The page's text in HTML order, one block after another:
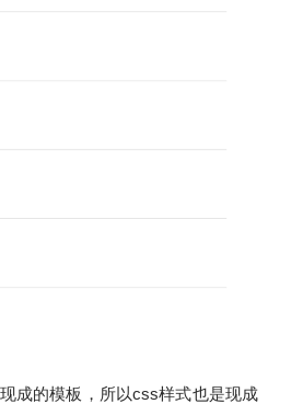
成的模板，所以css样式也是现成